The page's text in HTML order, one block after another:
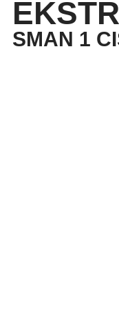
SMAN 1